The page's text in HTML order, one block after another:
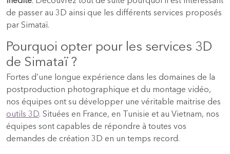
de passer au 3D ainsi que les différents services proposés
par Simataï.
Pourquoi opter pour les services 3D
de Simataï ?
Fortes d’une longue expérience dans les domaines de la
postproduction photographique et du montage vidéo,
nos équipes ont su développer une véritable maitrise des
outils 3D. Situées en France, en Tunisie et au Vietnam, nos
équipes sont capables de répondre à toutes vos
demandes de création 3D en un temps record.